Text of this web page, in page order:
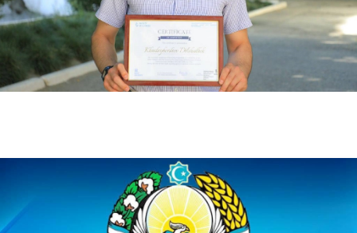
Oʻquvchilarni oʻqitishda nimalarga e’tibor berish muhim?